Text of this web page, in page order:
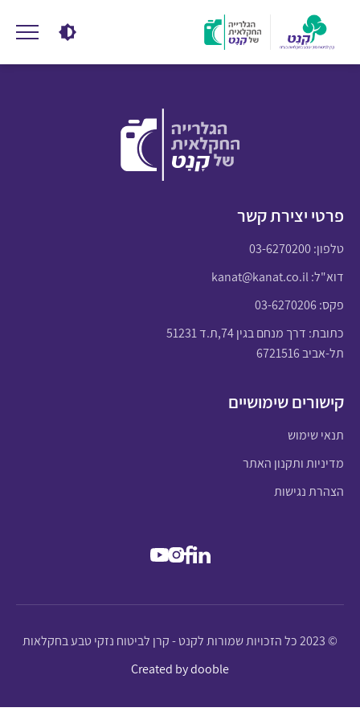
פרטי יצירת קשר
טלפון:03-6270200
דוא"ל:kanat@kanat.co.il
פקס: 03-6270206
כתובת: דרך מנחם בגין 74,ת.ד 51231
תל-אביב 6721516
קישורים שימושיים
תנאי שימוש
מדיניות ותקנון האתר
הצהרת נגישות
© 2023 כל הזכויות שמורות לקנט - קרן לביטוח נזקי טבע בחקלאות
Created by dooble